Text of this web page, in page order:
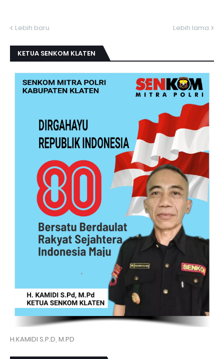
Lebih baru Lebih lama
KETUA SENKOM KLATEN
H.KAMIDI S.P.D, M.PD